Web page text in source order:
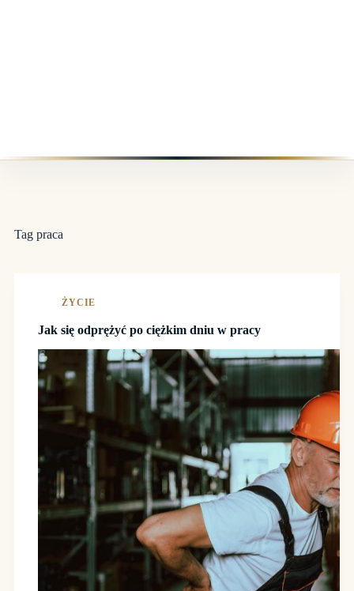
Tag praca
ŻYCIE
Jak się odprężyć po ciężkim dniu w pracy